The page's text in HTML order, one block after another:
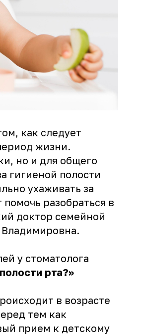
как следует
жизни.
но и для общего
гигиеной полости
ухаживать за
разобраться в
доктор семейной
Владимировна.
у стоматолога
рта?»
в возрасте
тем как
прием к детскому